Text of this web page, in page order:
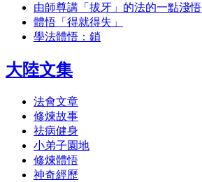
由師尊講「拔牙」的法的一點淺悟
體悟「得就得失」
學法體悟：鎖
大陸文集
法會文章
修煉故事
祛病健身
小弟子園地
修煉體悟
神奇經歷